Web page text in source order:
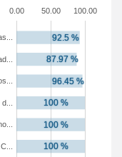
0.00 50.00 100.00